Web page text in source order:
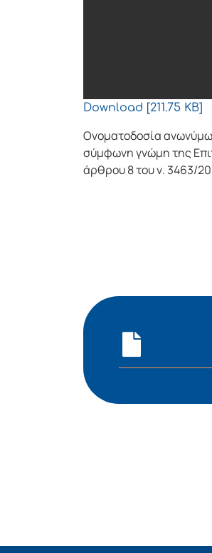
Download [211.75 KB]
Ονοματοδοσία
σύμφωνη γνώμη της
άρθρου 8 του ν. 3463/